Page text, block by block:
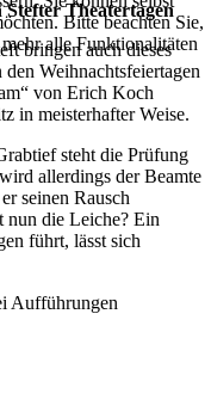
Stefter Theatertagen
bringen auch dieses
Weihnachtsfeiertagen
von Erich Koch
in meisterhafter Weise.
steht die Prüfung
allerdings der Beamte
seinen Rausch
nun die Leiche? Ein
führt, lässt sich
Aufführungen
Bitte beachten Sie,
alle Funktionalitäten